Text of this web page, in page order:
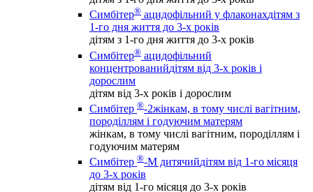
Симбітер® ацидофільний у флаконахдітям з
1-го дня життя до 3-х років
дітям з 1-го дня життя до 3-х років
Симбітер® ацидофільний
концентрованийдітям від 3-х років і
дорослим
дітям від 3-х років і дорослим
Симбітер ®-2жінкам, в тому числі вагітним,
породіллям і годуючим матерям
жінкам, в тому числі вагітним, породіллям і
годуючим матерям
Симбітер ®-М дитячийдітям від 1-го місяця
до 3-х років
дітям від 1-го місяця до 3-х років